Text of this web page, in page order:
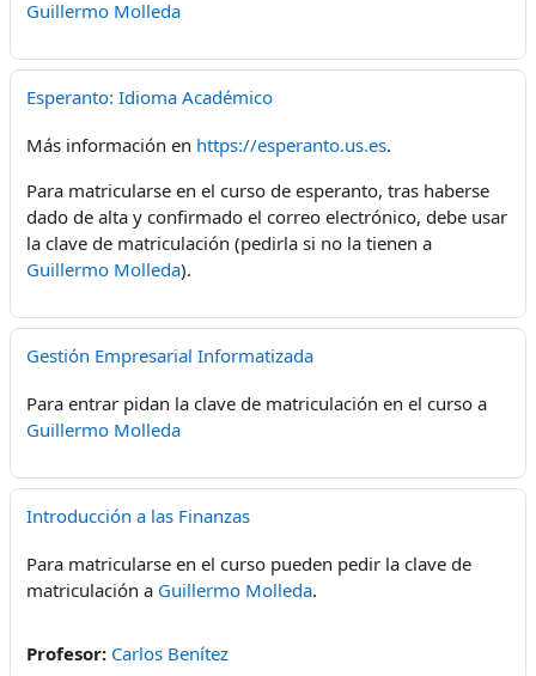
Guillermo Molleda
Esperanto: Idioma Académico
Más información en https://esperanto.us.es.
Para matricularse en el curso de esperanto, tras haberse
dado de alta y confirmado el correo electrónico, debe usar
la clave de matriculación (pedirla si no la tienen a
Guillermo Molleda).
Gestión Empresarial Informatizada
Para entrar pidan la clave de matriculación en el curso a
Guillermo Molleda
Introducción a las Finanzas
Para matricularse en el curso pueden pedir la clave de
matriculación a Guillermo Molleda.
Profesor: Carlos Benítez